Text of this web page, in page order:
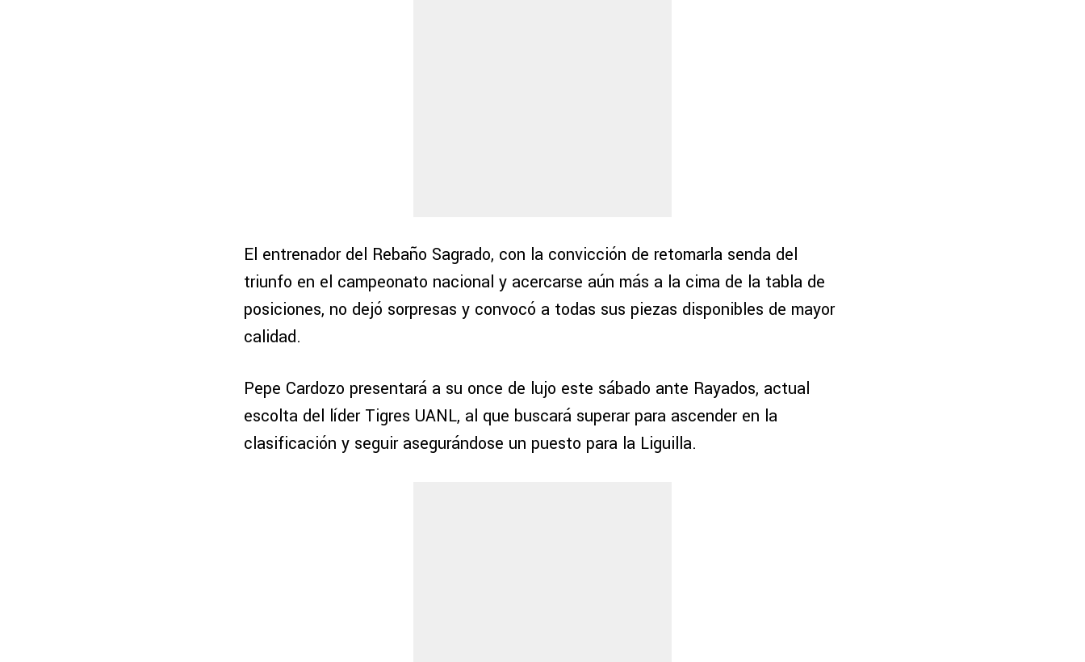
El entrenador del Rebaño Sagrado, con la convicción de retomarla senda del
triunfo en el campeonato nacional y acercarse aún más a la cima de la tabla de
posiciones, no dejó sorpresas y convocó a todas sus piezas disponibles de mayor
calidad.
Pepe Cardozo presentará a su once de lujo este sábado ante Rayados, actual
escolta del líder Tigres UANL, al que buscará superar para ascender en la
clasificación y seguir asegurándose un puesto para la Liguilla.